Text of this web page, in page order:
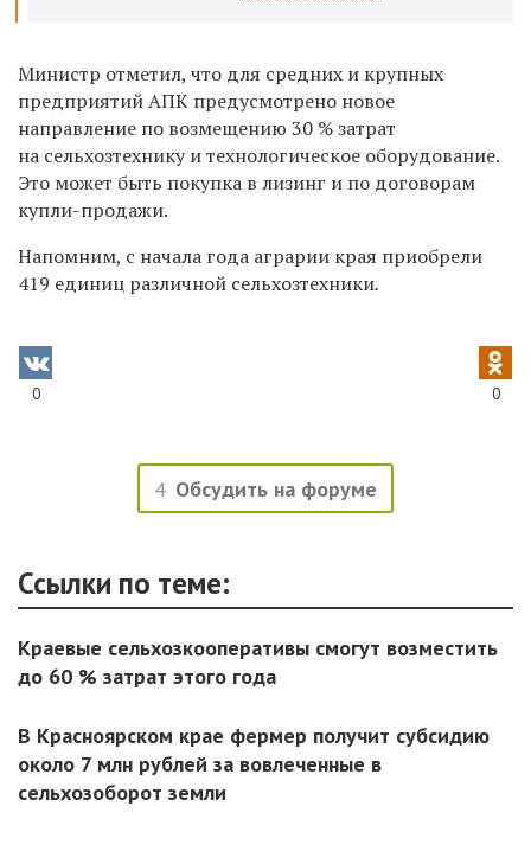
Министр отметил, что для средних и крупных
предприятий АПК предусмотрено новое
направление по возмещению 30 % затрат
на сельхозтехнику и технологическое оборудование.
Это может быть покупка в лизинг и по договорам
купли-продажи.
Напомним, с начала года аграрии края приобрели
419 единиц различной сельхозтехники.
0 0
4 Обсудить на форуме
Ссылки по теме:
Краевые сельхозкооперативы смогут возместить
до 60 % затрат этого года
В Красноярском крае фермер получит субсидию
около 7 млн рублей за вовлеченные в
сельхозоборот земли